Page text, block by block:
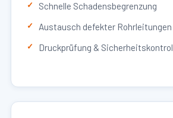
Schnelle Schadensbegrenzung
Austausch defekter Rohrleitungen
Druckprüfung &